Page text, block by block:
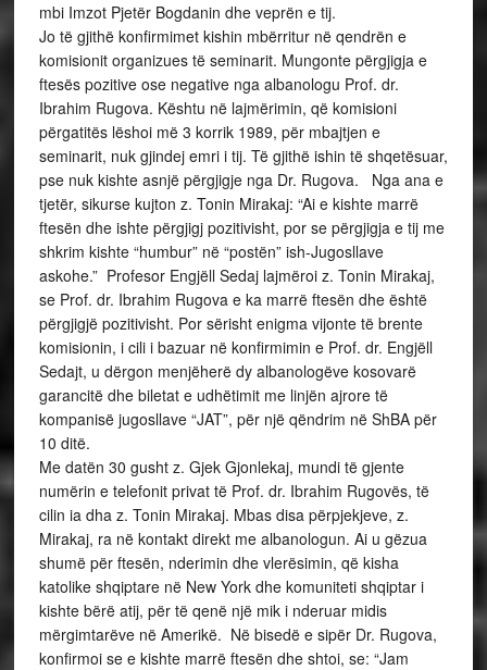
mbi Imzot Pjetër Bogdanin dhe veprën e tij.
Jo të gjithë konfirmimet kishin mbërritur në qendrën e
komisionit organizues të seminarit. Mungonte përgjigja e
ftesës pozitive ose negative nga albanologu Prof. dr.
Ibrahim Rugova. Kështu në lajmërimin, që komisioni
përgatitës lëshoi më 3 korrik 1989, për mbajtjen e
seminarit, nuk gjindej emri i tij. Të gjithë ishin të shqetësuar,
pse nuk kishte asnjë përgjigje nga Dr. Rugova. Nga ana e
tjetër, sikurse kujton z. Tonin Mirakaj: “Ai e kishte marrë
ftesën dhe ishte përgjigj pozitivisht, por se përgjigja e tij me
shkrim kishte “humbur” në “postën” ish-Jugosllave
askohe.” Profesor Engjëll Sedaj lajmëroi z. Tonin Mirakaj,
se Prof. dr. Ibrahim Rugova e ka marrë ftesën dhe është
përgjigjë pozitivisht. Por sërisht enigma vijonte të brente
komisionin, i cili i bazuar në konfirmimin e Prof. dr. Engjëll
Sedajt, u dërgon menjëherë dy albanologëve kosovarë
garancitë dhe biletat e udhëtimit me linjën ajrore të
kompanisë jugosllave “JAT”, për një qëndrim në ShBA për
10 ditë.
Me datën 30 gusht z. Gjek Gjonlekaj, mundi të gjente
numërin e telefonit privat të Prof. dr. Ibrahim Rugovës, të
cilin ia dha z. Tonin Mirakaj. Mbas disa përpjekjeve, z.
Mirakaj, ra në kontakt direkt me albanologun. Ai u gëzua
shumë për ftesën, nderimin dhe vlerësimin, që kisha
katolike shqiptare në New York dhe komuniteti shqiptar i
kishte bërë atij, për të qenë një mik i nderuar midis
mërgimtarëve në Amerikë. Në bisedë e sipër Dr. Rugova,
konfirmoi se e kishte marrë ftesën dhe shtoi, se: “Jam